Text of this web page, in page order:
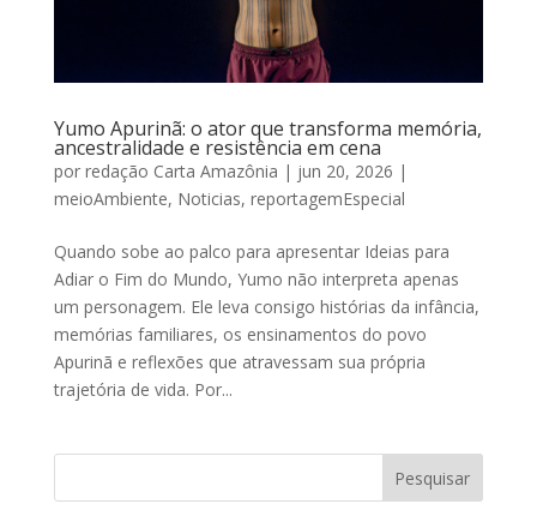
Yumo Apurinã: o ator que transforma memória,
ancestralidade e resistência em cena
por redação Carta Amazônia | jun 20, 2026 |
meioAmbiente, Noticias, reportagemEspecial
Quando sobe ao palco para apresentar Ideias para
Adiar o Fim do Mundo, Yumo não interpreta apenas
um personagem. Ele leva consigo histórias da infância,
memórias familiares, os ensinamentos do povo
Apurinã e reflexões que atravessam sua própria
trajetória de vida. Por...
Pesquisar